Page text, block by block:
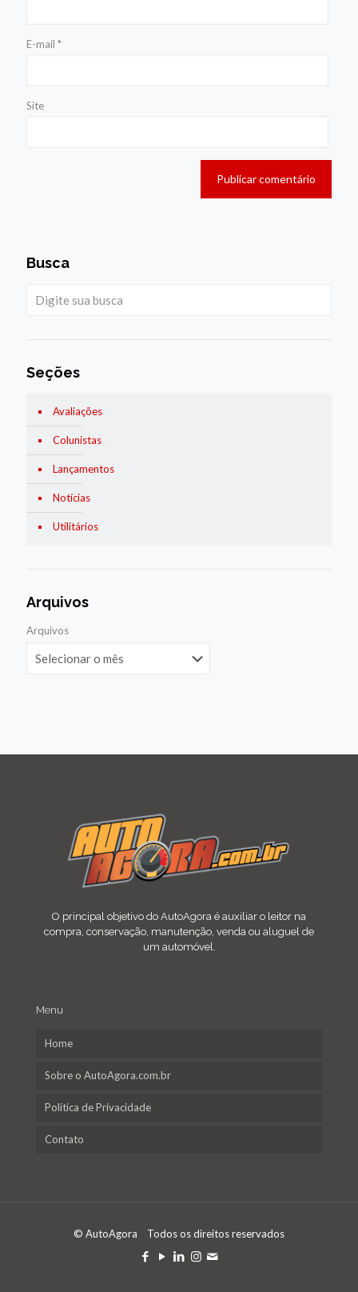
E-mail *
Site
Busca
Seções
Avaliações
Colunistas
Lançamentos
Notícias
Utilitários
Arquivos
Arquivos
O principal objetivo do AutoAgora é auxiliar o leitor na
compra, conservação, manutenção, venda ou aluguel de
um automóvel.
Menu
Home
Sobre o AutoAgora.com.br
Política de Privacidade
Contato
© AutoAgora Todos os direitos reservados